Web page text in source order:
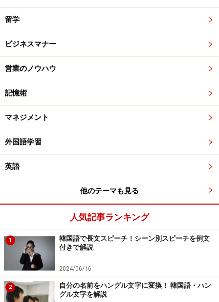
留学
ビジネスマナー
営業のノウハウ
記憶術
マネジメント
外国語学習
英語
他のテーマも見る
人気記事ランキング
1
韓国語で長文スピーチ！シーン別スピーチを例文
付きで解説
2024/06/16
2
自分の名前をハングル文字に変換！ 韓国語・ハン
グル文字を解説